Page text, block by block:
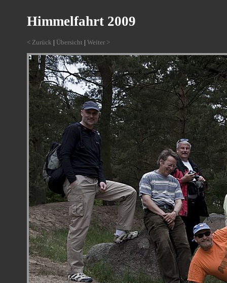
Himmelfahrt 2009
< Zurück | Übersicht |Weiter >